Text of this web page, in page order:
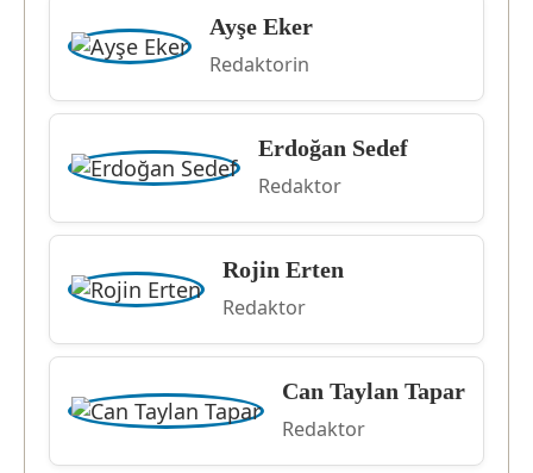
Ayşe Eker
Redaktorin
Erdoğan Sedef
Redaktor
Rojin Erten
Redaktor
Can Taylan Tapar
Redaktor